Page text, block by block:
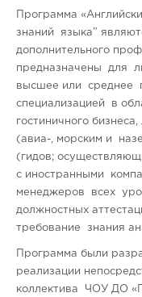
Программа
знаний языка”
дополнительного
предназначены для
высшее или среднее
специализацией в
гостиничного
(авиа-, морским и
(гидов;
с иностранными
менеджеров всех
должностных
требование знания
Программа были
реализации
коллектива ЧОУ ДО